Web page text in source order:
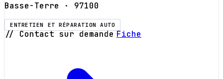
Basse-Terre · 97100
ENTRETIEN ET RÉPARATION AUTO
// Contact sur demande Fiche